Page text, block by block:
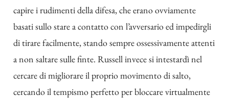
capire i rudimenti della difesa, che erano ovviamente
basati sullo stare a contatto con l’avversario ed impedirgli
di tirare facilmente, stando sempre ossessivamente attenti
a non saltare sulle finte. Russell invece si intestardì nel
cercare di migliorare il proprio movimento di salto,
cercando il tempismo perfetto per bloccare virtualmente